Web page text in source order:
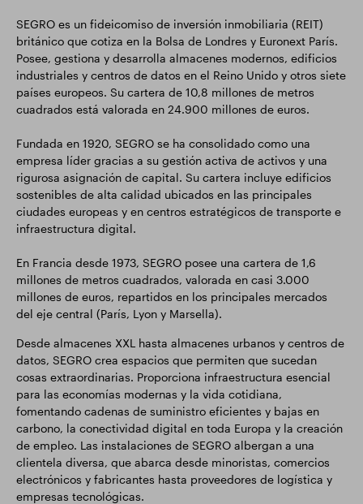
SEGRO es un fideicomiso de inversión inmobiliaria (REIT)
británico que cotiza en la Bolsa de Londres y Euronext París.
Posee, gestiona y desarrolla almacenes modernos, edificios
industriales y centros de datos en el Reino Unido y otros siete
países europeos. Su cartera de 10,8 millones de metros
cuadrados está valorada en 24.900 millones de euros.
Fundada en 1920, SEGRO se ha consolidado como una
empresa líder gracias a su gestión activa de activos y una
rigurosa asignación de capital. Su cartera incluye edificios
sostenibles de alta calidad ubicados en las principales
ciudades europeas y en centros estratégicos de transporte e
infraestructura digital.
En Francia desde 1973, SEGRO posee una cartera de 1,6
millones de metros cuadrados, valorada en casi 3.000
millones de euros, repartidos en los principales mercados
del eje central (París, Lyon y Marsella).
Desde almacenes XXL hasta almacenes urbanos y centros de
datos, SEGRO crea espacios que permiten que sucedan
cosas extraordinarias. Proporciona infraestructura esencial
para las economías modernas y la vida cotidiana,
fomentando cadenas de suministro eficientes y bajas en
carbono, la conectividad digital en toda Europa y la creación
de empleo. Las instalaciones de SEGRO albergan a una
clientela diversa, que abarca desde minoristas, comercios
electrónicos y fabricantes hasta proveedores de logística y
empresas tecnológicas.